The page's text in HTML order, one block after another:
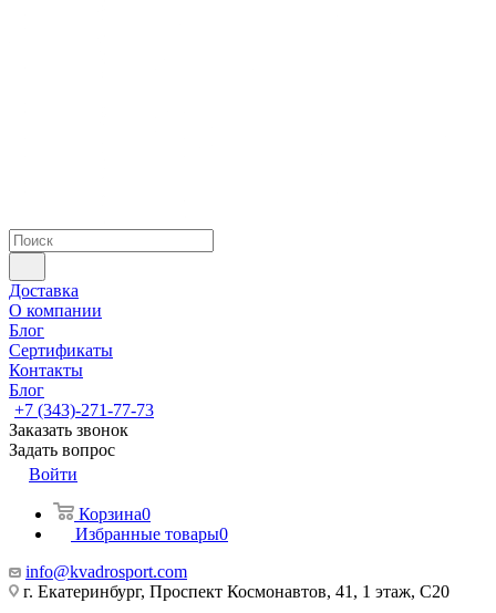
Доставка
О компании
Блог
Сертификаты
Контакты
Блог
+7 (343)-271-77-73
Заказать звонок
Задать вопрос
Войти
Корзина0
Избранные товары0
info@kvadrosport.com
г. Екатеринбург, Проспект Космонавтов, 41, 1 этаж, С20